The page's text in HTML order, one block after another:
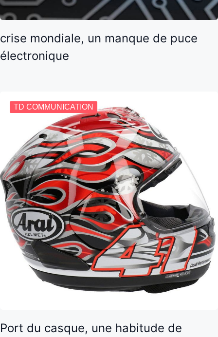
crise mondiale, un manque de puce
électronique
TD COMMUNICATION
Port du casque, une habitude de